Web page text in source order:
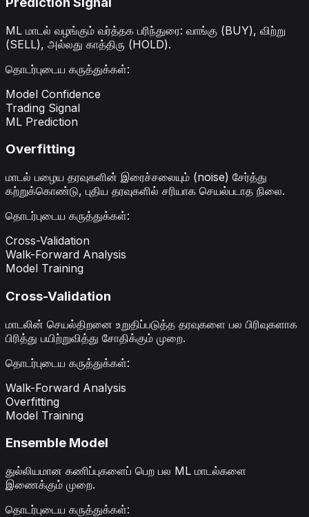
ML மாடல் வழங்கும் வர்த்தக பரிந்துரை: வாங்கு (BUY), விற்று
(SELL), அல்லது காத்திரு (HOLD).
தொடர்புடைய கருத்துக்கள்:
Model Confidence
Trading Signal
ML Prediction
Overfitting
மாடல் பழைய தரவுகளின் இரைச்சலையும் (noise) சேர்த்து
கற்றுக்கொண்டு, புதிய தரவுகளில் சரியாக செயல்படாத நிலை.
தொடர்புடைய கருத்துக்கள்:
Cross-Validation
Walk-Forward Analysis
Model Training
Cross-Validation
மாடலின் செயல்திறனை உறுதிப்படுத்த தரவுகளை பல பிரிவுகளாக
பிரித்து பயிற்றுவித்து சோதிக்கும் முறை.
தொடர்புடைய கருத்துக்கள்:
Walk-Forward Analysis
Overfitting
Model Training
Ensemble Model
துல்லியமான கணிப்புகளைப் பெற பல ML மாடல்களை
இணைக்கும் முறை.
தொடர்புடைய கருத்துக்கள்: